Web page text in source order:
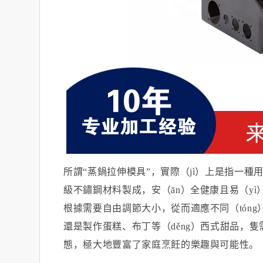
所謂“蒸鍋拉伸模具”，實際（jì）上是指一種
級不鏽鋼材料製成，安（ān）全健康且易（yì
根據需要自由調節大小，從而適應不同（
還是製作蛋糕、布丁等（děng）西式甜品，
態，極大地豐富了家庭烹飪的樂趣與可能性。